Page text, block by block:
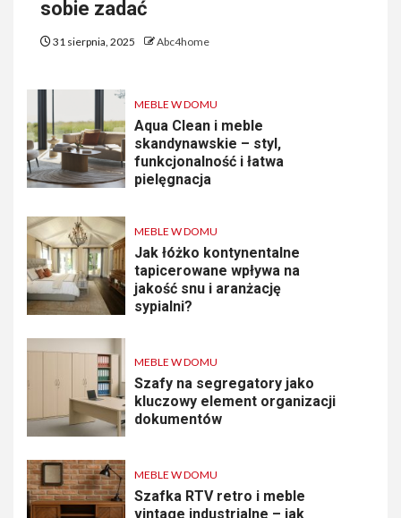
sobie zadać
31 sierpnia, 2025 Abc4home
MEBLE W DOMU
Aqua Clean i meble
skandynawskie – styl,
funkcjonalność i łatwa
pielęgnacja
MEBLE W DOMU
Jak łóżko kontynentalne
tapicerowane wpływa na
jakość snu i aranżację
sypialni?
MEBLE W DOMU
Szafy na segregatory jako
kluczowy element organizacji
dokumentów
MEBLE W DOMU
Szafka RTV retro i meble
vintage industrialne – jak